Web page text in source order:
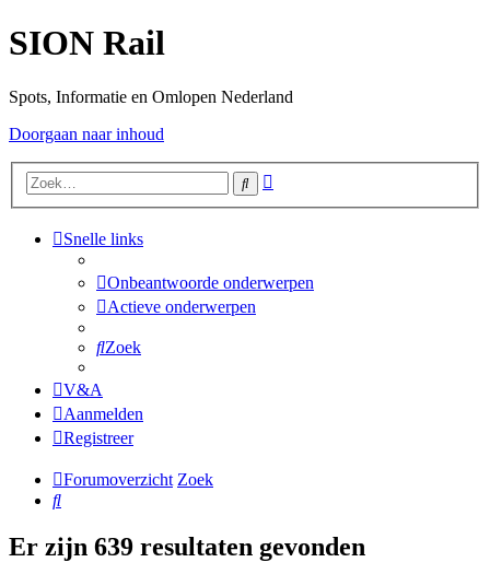
SION Rail
Spots, Informatie en Omlopen Nederland
Doorgaan naar inhoud
Zoek
Snelle links
Onbeantwoorde onderwerpen
Actieve onderwerpen
Zoek
V&A
Aanmelden
Registreer
Forumoverzicht Zoek
Zoek
Er zijn 639 resultaten gevonden